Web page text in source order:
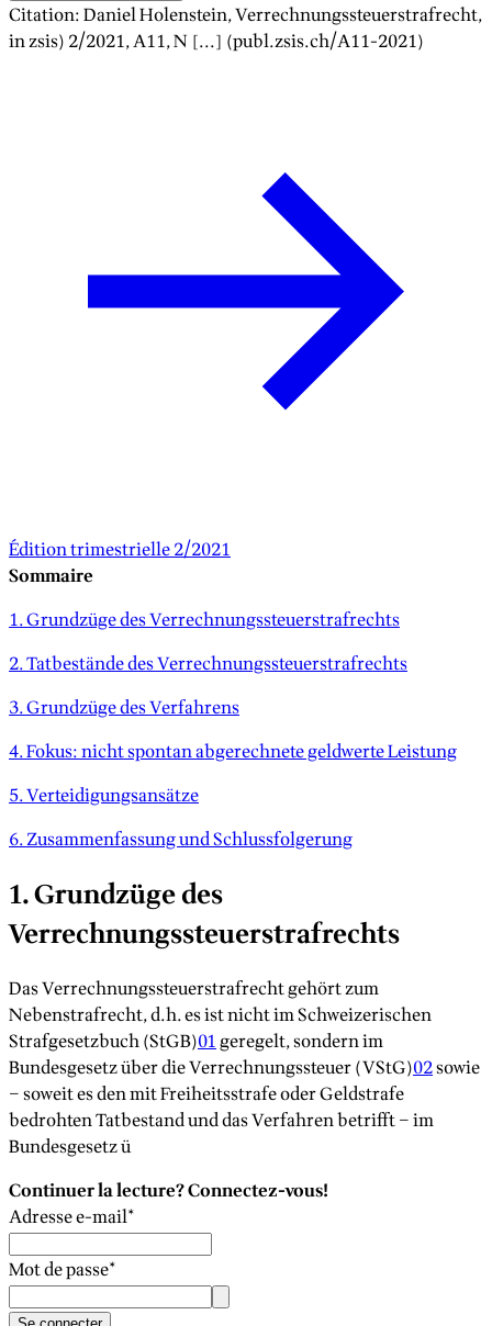
Citation:Daniel Holenstein,Verrechnungssteuerstrafrecht,
in zsis) 2/2021, A11, N [...] (publ.zsis.ch/A11-2021)
Édition trimestrielle 2/2021
Sommaire
1. Grundzüge des Verrechnungssteuerstrafrechts
2. Tatbestände des Verrechnungssteuerstrafrechts
3. Grundzüge des Verfahrens
4. Fokus: nicht spontan abgerechnete geldwerte Leistung
5. Verteidigungsansätze
6. Zusammenfassung und Schlussfolgerung
1. Grundzüge des
Verrechnungssteuerstrafrechts
Das Verrechnungssteuerstrafrecht gehört zum
Nebenstrafrecht, d.h. es ist nicht im Schweizerischen
Strafgesetzbuch (StGB)01geregelt, sondern im
Bundesgesetz über die Verrechnungssteuer (VStG)02sowie
– soweit es den mit Freiheitsstrafe oder Geldstrafe
bedrohten Tatbestand und das Verfahren betrifft – im
Bundesgesetz ü
Continuer la lecture? Connectez-vous!
Adresse e-mail*
Mot de passe*